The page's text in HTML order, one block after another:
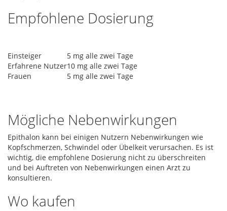
Empfohlene Dosierung
Einsteiger
5 mg alle zwei Tage
Erfahrene Nutzer10 mg alle zwei Tage
Frauen
5 mg alle zwei Tage
Mögliche Nebenwirkungen
Epithalon kann bei einigen Nutzern Nebenwirkungen wie
Kopfschmerzen, Schwindel oder Übelkeit verursachen. Es ist
wichtig, die empfohlene Dosierung nicht zu überschreiten
und bei Auftreten von Nebenwirkungen einen Arzt zu
konsultieren.
Wo kaufen